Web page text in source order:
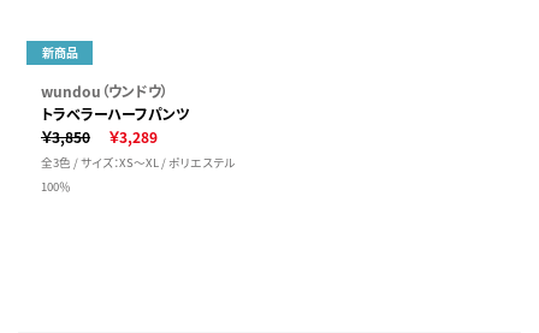
新商品
wundou（ウンドウ）
トラベラーハーフパンツ
￥3,850
￥3,289
全3色 / サイズ：XS～XL / ポリエステル
100％